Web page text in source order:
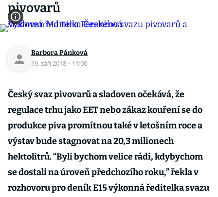
pivovarů
Barbora Pánková
19. září 2018 · 11:00
Český svaz pivovarů a sladoven očekává, že
regulace trhu jako EET nebo zákaz kouření se do
produkce piva promítnou také v letošním roce a
výstav bude stagnovat na 20,3 milionech
hektolitrů. “Byli bychom velice rádi, kdybychom
se dostali na úroveň předchozího roku,” řekla v
rozhovoru pro deník E15 výkonná ředitelka svazu